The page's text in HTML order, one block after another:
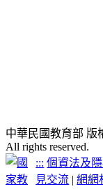
中華民國教育部 版
All rights reserved.
::: 個資法及
見交流 |網網